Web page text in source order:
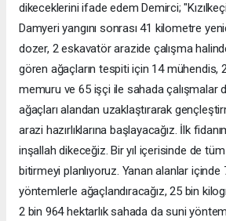
dikeceklerini ifade edem Demirci;
Damyeri yangını sonrası 41 kilometre
dozer, 2 eskavatör arazide çalışma
gören ağaçların tespiti için 14 mühendis,
memuru ve 65 işçi ile sahada çalışmalar
ağaçları alandan uzaklaştırarak
arazi hazırlıklarına başlayacağız. İlk
inşallah dikeceğiz. Bir yıl içerisinde de
bitirmeyi planlıyoruz. Yanan alanlar içinde
yöntemlerle ağaçlandıracağız, 25 bin
2 bin 964 hektarlık sahada da suni